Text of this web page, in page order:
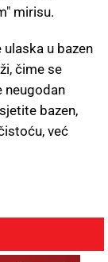
mirisu.
u bazen
čime se
neugodan
bazen,
već